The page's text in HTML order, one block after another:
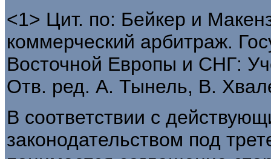
<1> Цит. по: Бейкер и
коммерческий арбитраж.
Восточной Европы и СНГ:
Отв. ред. А. Тынель, В.
В соответствии с
законодательством под